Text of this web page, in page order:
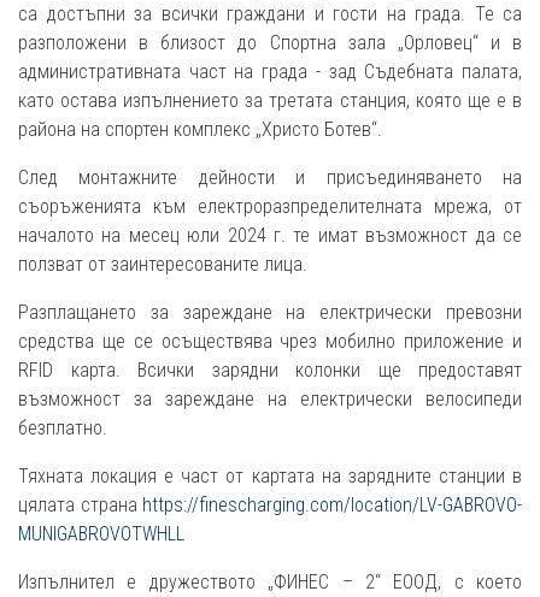
са достъпни за всички граждани и гости на града. Те са
разположени в близост до Спортна зала „Орловец“ и в
административната част на града - зад Съдебната палата,
като остава изпълнението за третата станция, която ще е в
района на спортен комплекс „Христо Ботев“.
След монтажните дейности и присъединяването на
съоръженията към електроразпределителната мрежа, от
началото на месец юли 2024 г. те имат възможност да се
ползват от заинтересованите лица.
Разплащането за зареждане на електрически превозни
средства ще се осъществява чрез мобилно приложение и
RFID карта. Всички зарядни колонки ще предоставят
възможност за зареждане на електрически велосипеди
безплатно.
Тяхната локация е част от картата на зарядните станции в
цялата страна https://finescharging.com/location/LV-GABROVO-
MUNIGABROVOTWHLL
Изпълнител е дружеството „ФИНЕС – 2“ ЕООД, с което